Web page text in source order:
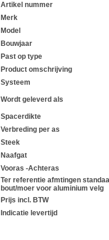
Artikel nummer
Merk
Model
Bouwjaar
Past op type
Product omschrijving
Systeem
Wordt geleverd als
Spacerdikte
Verbreding per as
Steek
Naafgat
Vooras -Achteras
Ter referentie afmtingen
bout/moer voor aluminium velg
Prijs incl. BTW
Indicatie levertijd